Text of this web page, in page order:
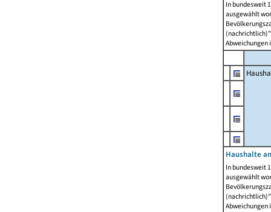
In bundesweit
ausgewählt
Abweichungen
Haushalte
In bundesweit
ausgewählt
Abweichungen